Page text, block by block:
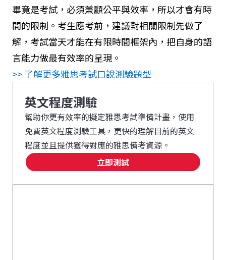
畢竟是考試，必須兼顧公平與效率，所以才會有時
間的限制。考生應考前，建議對相關限制先做了
解，考試當天才能在有限時間框架內，把自身的語
言能力做最有效率的呈現。
>> 了解更多雅思考試口說測驗題型
英文程度測驗
幫助你更有效率的擬定雅思考試準備計畫，使用
免費英文程度測驗工具，更快的理解目前的英文
程度並且提供獲得對應的雅思備考資源。
立即測試